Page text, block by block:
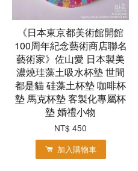
《日本東京都美術館開館
100周年紀念藝術商店聯名
藝術家》佐山愛 日本製美
濃燒珪藻土吸水杯墊 世間
都是貓 硅藻土杯墊 咖啡杯
墊 馬克杯墊 客製化專屬杯
墊 婚禮小物
NT$ 450
加入購物車